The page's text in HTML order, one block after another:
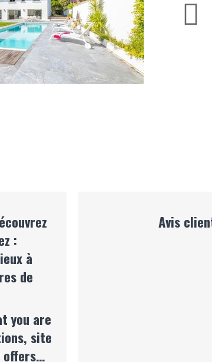
:
à
de
you are
site
offers…
Avis